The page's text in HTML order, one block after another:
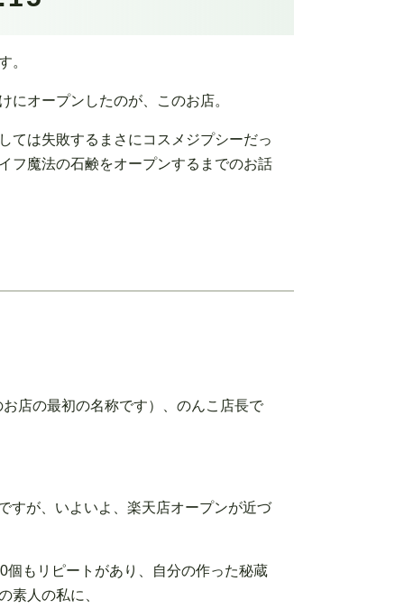
。
にオープンしたのが、このお店。
ては失敗するまさにコスメジプシーだっ
フ魔法の石鹸をオープンするまでのお話
店の最初の名称です）、のんこ店長で
すが、いよいよ、楽天店オープンが近づ
もリピートがあり、自分の作った秘蔵
素人の私に、